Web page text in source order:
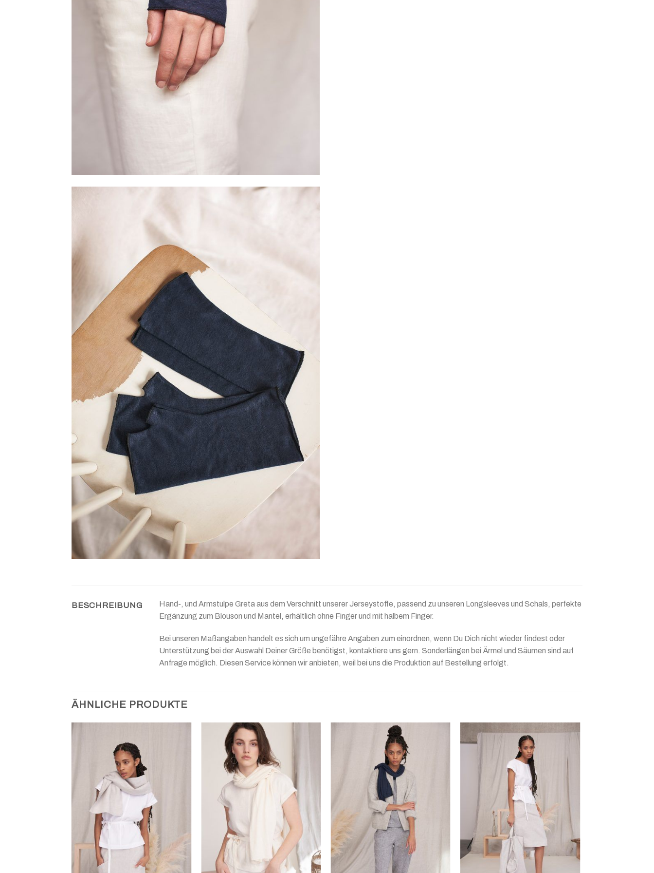
BESCHREIBUNG
Hand-, und Armstulpe Greta aus dem Verschnitt unserer Jerseystoffe, passend zu unseren Longsleeves und Schals, perfekte
Ergänzung zum Blouson und Mantel, erhältlich ohne Finger und mit halbem Finger.
Bei unseren Maßangaben handelt es sich um ungefähre Angaben zum einordnen, wenn Du Dich nicht wieder findest oder
Unterstützung bei der Auswahl Deiner Größe benötigst, kontaktiere uns gern. Sonderlängen bei Ärmel und Säumen sind auf
Anfrage möglich. Diesen Service können wir anbieten, weil bei uns die Produktion auf Bestellung erfolgt.
ÄHNLICHE PRODUKTE